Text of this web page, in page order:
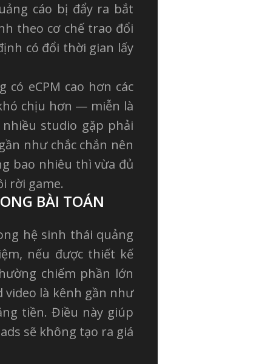
cáo bị đẩy ra bắt
theo cơ chế trao đổi
có đổi thời gian lấy
eCPM cao hơn các
chịu hơn — miễn là
studio gặp phải
như chắc chắn nên
bao nhiêu thì vừa đủ
rời game.
BÀI TOÁN
hệ sinh thái quảng
nếu được thiết kế
chiếm phần lớn
video là kênh gần như
tiền. Điều này giúp
sẽ không tạo ra giá